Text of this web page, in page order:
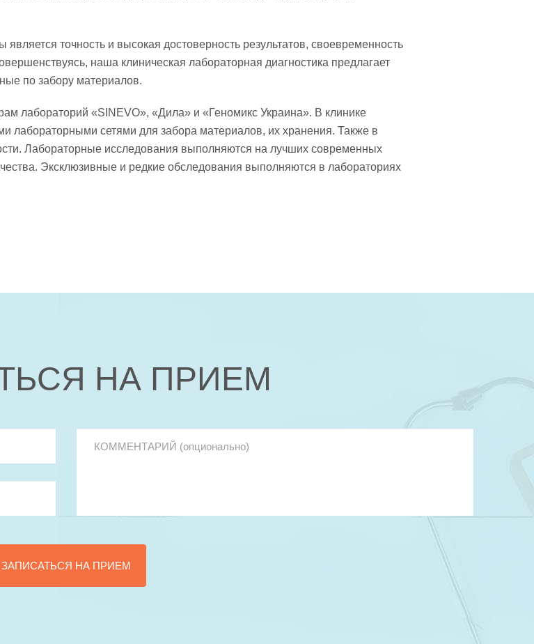
точность и высокая достоверность результатов, своевременность
наша клиническая лабораторная диагностика предлагает
по забору материалов.
лабораторий «SINEVO», «Дила» и «Геномикс Украина». В клинике
лабораторными сетями для забора материалов, их хранения. Также в
Лабораторные исследования выполняются на лучших современных
Эксклюзивные и редкие обследования выполняются в лабораториях
НА ПРИЕМ